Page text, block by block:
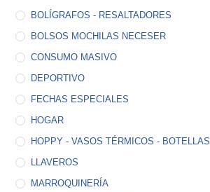
BOLÍGRAFOS - RESALTADORES
BOLSOS MOCHILAS NECESER
CONSUMO MASIVO
DEPORTIVO
FECHAS ESPECIALES
HOGAR
HOPPY - VASOS TÉRMICOS - BOTELLAS
LLAVEROS
MARROQUINERÍA